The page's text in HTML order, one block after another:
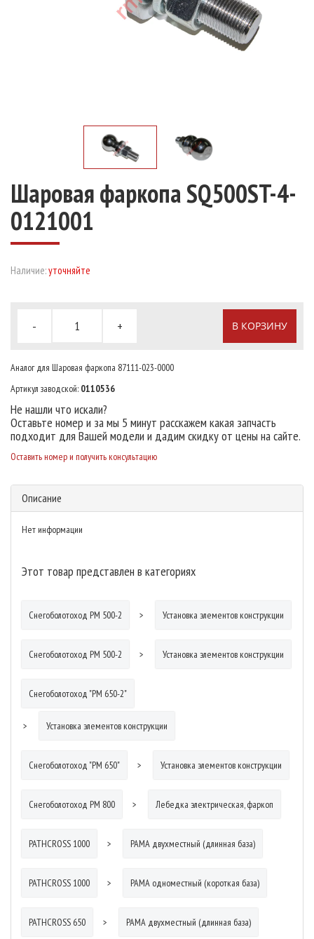
Шаровая фаркопа SQ500ST-4-
0121001
Наличие:уточняйте
- + В КОРЗИНУ
Аналог для Шаровая фаркопа 87111-023-0000
Артикул заводской: 0110536
Не нашли что искали?
Оставьте номер и за мы 5 минут расскажем какая запчасть
подходит для Вашей модели и дадим скидку от цены на сайте.
Оставить номер и получить консультацию
Описание
Нет информации
Этот товар представлен в категориях
Снегоболотоход РМ 500-2 Установка элементов конструкции
Снегоболотоход РМ 500-2 Установка элементов конструкции
Снегоболотоход "РМ 650-2"
Установка элементов конструкции
Снегоболотоход "РМ 650" Установка элементов конструкции
Снегоболотоход РМ 800 Лебедка электрическая, фаркоп
PATHCROSS 1000 РАМА двухместный (длинная база)
PATHCROSS 1000 РАМА одноместный (короткая база)
PATHCROSS 650 РАМА двухместный (длинная база)